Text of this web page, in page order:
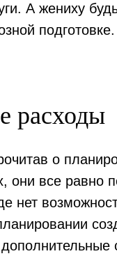
А жениху
подготовке.
расходы
о
они все равно
нет